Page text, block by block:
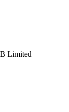
Limited